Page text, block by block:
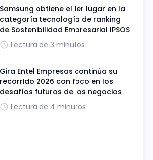
Samsung obtiene el 1er lugar en la
categoría tecnología de ranking
de Sostenibilidad Empresarial IPSOS
Lectura de 3 minutos
Gira Entel Empresas continúa su
recorrido 2026 con foco en los
desafíos futuros de los negocios
Lectura de 4 minutos